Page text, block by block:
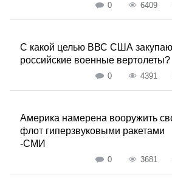
0 6409
С какой целью ВВС США
российские военные вертолеты?
0 4391
Америка намерена вооружить
флот гиперзвуковыми ракетами
-СМИ
0 3681